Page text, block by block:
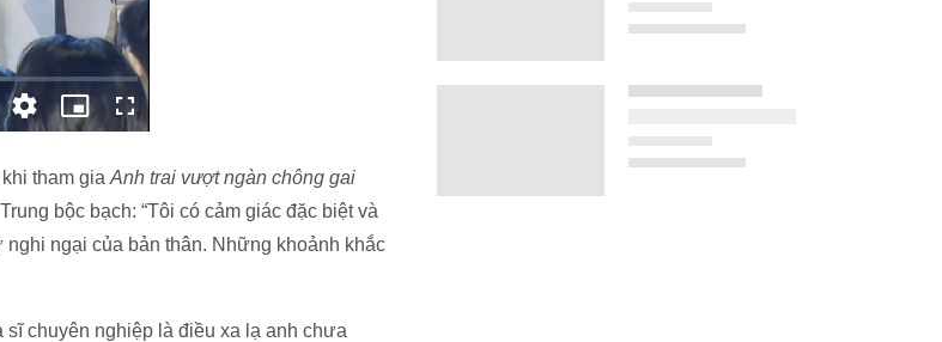
tham gia Anh trai vượt ngàn chông gai
bộc bạch: “Tôi có cảm giác đặc biệt và
ngại của bản thân. Những khoảnh khắc
chuyên nghiệp là điều xa lạ anh chưa